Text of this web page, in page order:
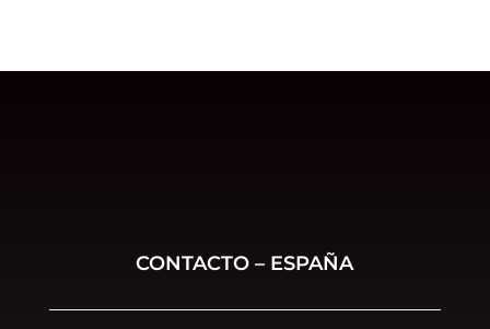
CONTACTO – ESPAÑA